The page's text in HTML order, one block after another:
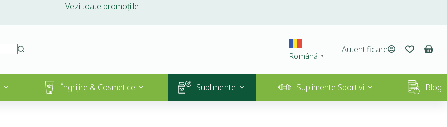
Vezi toate promoțiile
Română ▼
Autentificare
Îngrijire & Cosmetice Suplimente Suplimente Sportivi Blog